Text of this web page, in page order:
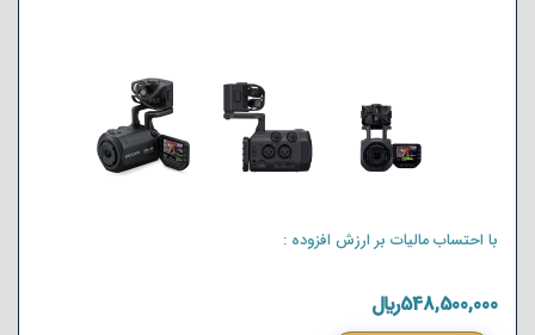
با احتساب مالیات بر ارزش افزوده :
548,500,000﷼